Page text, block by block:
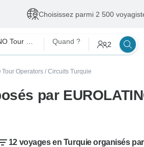
Choisissez parmi 2 500
Quand ? 2
Tour Operators / Circuits Turquie
par
12 voyages en Turquie organisés